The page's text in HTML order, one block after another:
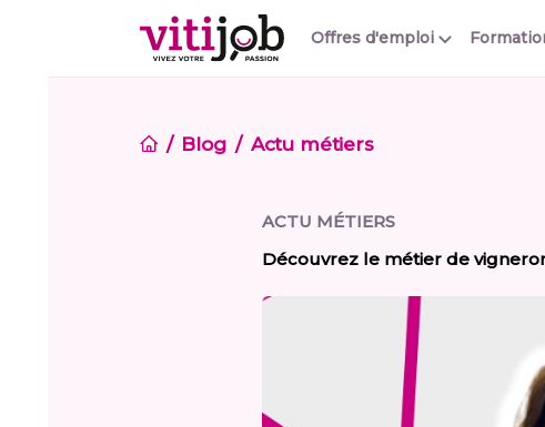
Offres d'emploi
Blog Actu métiers
ACTU MÉTIERS
Découvrez le métier de